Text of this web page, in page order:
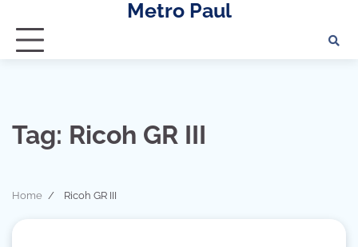
content
Metro Paul
Tag: Ricoh GR III
Home Ricoh GR III